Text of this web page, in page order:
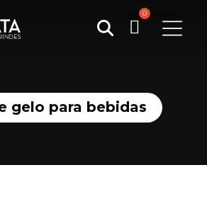
Pesquisar
por:
gelo para bebidas